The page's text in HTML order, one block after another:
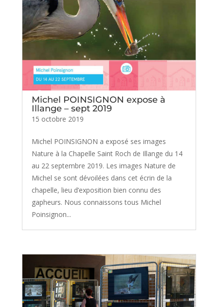
Michel POINSIGNON expose à
Illange – sept 2019
15 octobre 2019
Michel POINSIGNON a exposé ses images
Nature à la Chapelle Saint Roch de Illange du 14
au 22 septembre 2019. Les images Nature de
Michel se sont dévoilées dans cet écrin de la
chapelle, lieu d’exposition bien connu des
gapheurs. Nous connaissons tous Michel
Poinsignon...